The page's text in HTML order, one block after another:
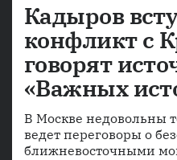
Кадыров
конфликт с
говорят
«Важных
В Москве недовольны
ведет переговоры о
ближневосточными